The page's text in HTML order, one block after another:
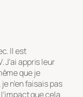
Il est
J’ai appris leur
que je
n’en faisais pas
que cela